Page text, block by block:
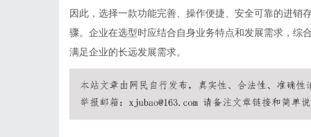
因此，选择一款功能完善、操作便捷、安全可靠的进销
骤。企业在选型时应结合自身业务特点和发展需求，综
满足企业的长远发展需求。